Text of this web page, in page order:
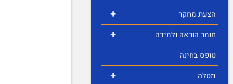
+ הצעת מחקר
+
חומר הוראה ולמידה
טופס בחינה
+ מטלה